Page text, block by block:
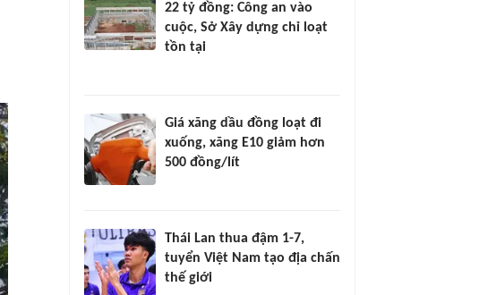
22 tỷ đồng: Công an vào
cuộc, Sở Xây dựng chỉ loạt
tồn tại
Giá xăng dầu đồng loạt đi
xuống, xăng E10 giảm hơn
500 đồng/lít
Thái Lan thua đậm 1-7,
tuyển Việt Nam tạo địa chấn
thế giới